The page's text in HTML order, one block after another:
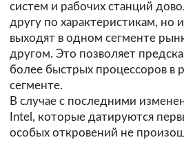
систем и рабочих станций
другу по характеристикам, но
выходят в одном сегменте
другом. Это позволяет
более быстрых процессоров в
сегменте.
В случае с последними
Intel, которые датируются
особых откровений не